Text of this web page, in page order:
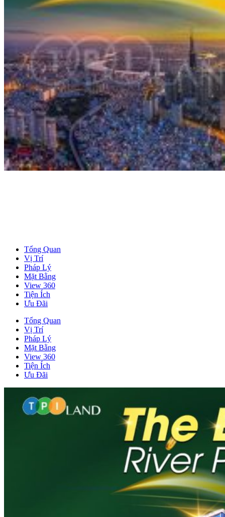
Tổng Quan
Vị Trí
Pháp Lý
Mặt Bằng
View 360
Tiện Ích
Ưu Đãi
Tổng Quan
Vị Trí
Pháp Lý
Mặt Bằng
View 360
Tiện Ích
Ưu Đãi